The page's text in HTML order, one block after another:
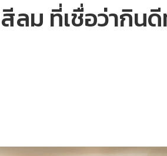
ลม ที่เชื่อว่ากิน